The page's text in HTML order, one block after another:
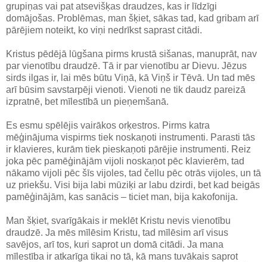
grupiņas vai pat atsevišķas draudzes, kas ir līdzīgi
domājošas. Problēmas, man šķiet, sākas tad, kad gribam arī
pārējiem noteikt, ko viņi nedrīkst saprast citādi.
Kristus pēdējā lūgšana pirms krustā sišanas, manuprāt, nav
par vienotību draudzē. Tā ir par vienotību ar Dievu. Jēzus
sirds ilgas ir, lai mēs būtu Viņā, kā Viņš ir Tēvā. Un tad mēs
arī būsim savstarpēji vienoti. Vienoti ne tik daudz pareizā
izpratnē, bet mīlestībā un pieņemšanā.
Es esmu spēlējis vairākos orķestros. Pirms katra
mēģinājuma vispirms tiek noskaņoti instrumenti. Parasti tās
ir klavieres, kurām tiek pieskaņoti pārējie instrumenti. Reiz
joka pēc pamēģinājām vijoli noskaņot pēc klavierēm, tad
nākamo vijoli pēc šīs vijoles, tad čellu pēc otrās vijoles, un tā
uz priekšu. Visi bija labi mūziķi ar labu dzirdi, bet kad beigās
pamēģinājām, kas sanācis – ticiet man, bija kakofonija.
Man šķiet, svarīgākais ir meklēt Kristu nevis vienotību
draudzē. Ja mēs mīlēsim Kristu, tad mīlēsim arī visus
savējos, arī tos, kuri saprot un domā citādi. Ja mana
mīlestība ir atkarīga tikai no tā, kā mans tuvākais saprot